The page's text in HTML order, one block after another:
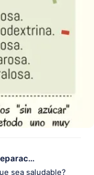
sea saludable?